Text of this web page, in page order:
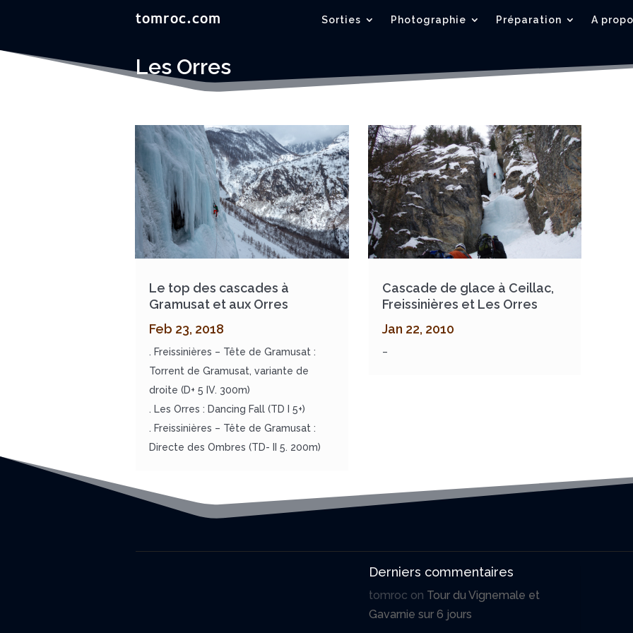
Sorties Photographie Préparation A
Les Orres
Le top des cascades à
Gramusat et aux Orres
Feb 23, 2018
. Freissinières – Tête de Gramusat :
Torrent de Gramusat, variante de
droite (D+ 5 IV. 300m)
. Les Orres : Dancing Fall (TD I 5+)
. Freissinières – Tête de Gramusat :
Directe des Ombres (TD- II 5. 200m)
Cascade de glace à Ceillac,
Freissinières et Les Orres
Jan 22, 2010
–
Derniers commentaires
tomroc on Tour du Vignemale et
Gavarnie sur 6 jours